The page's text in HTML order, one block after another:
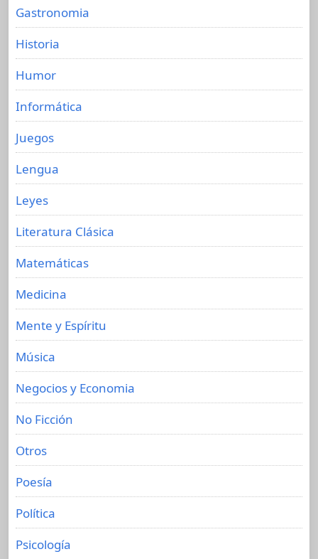
Gastronomia
Historia
Humor
Informática
Juegos
Lengua
Leyes
Literatura Clásica
Matemáticas
Medicina
Mente y Espíritu
Música
Negocios y Economia
No Ficción
Otros
Poesía
Política
Psicología